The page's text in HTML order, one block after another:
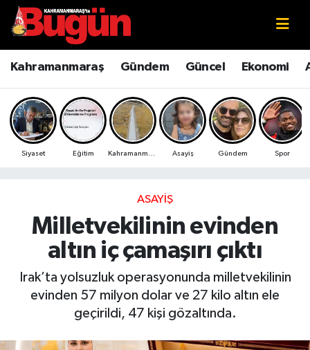
Kahramanmaraş Gündem Güncel Ekonomi
Siyaset Eğitim Asayiş Gündem Spor
ASAYIŞ
Milletvekilinin evinden
altın iç çamaşırı çıktı
Irak’ta yolsuzluk operasyonunda milletvekilinin
evinden 57 milyon dolar ve 27 kilo altın ele
geçirildi, 47 kişi gözaltında.
Kahramanmaraş
Kahramanmaraş Sokak Röportajları
Bilim ve Teknoloji
Çevre
Ekonomi
Güncel
Kahramanmaraş Nöbetçi Eczaneler
Kahramanmaraş Hava Durumu
Kahramanmaraş Namaz Vakitleri
Kahramanmaraş Trafik Yoğunluk Haritası
Süper Lig Puan Durumu ve Fikstür
Tüm Manşetler
Son Dakika Haberleri
Haber Arşivi